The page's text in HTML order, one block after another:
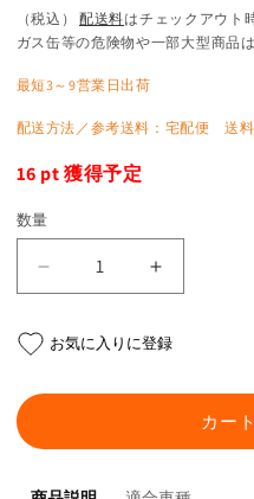
常
価
格
（税込） 配送料はチェックアウト
ガス缶等の危険物や一部大型商品
最短3～9営業日出荷
配送方法／参考送料：宅配便 送料
16 pt 獲得予定
数量
ル
ィ
タ
オ
ル
ィ
タ
お気に入りに登録
カー